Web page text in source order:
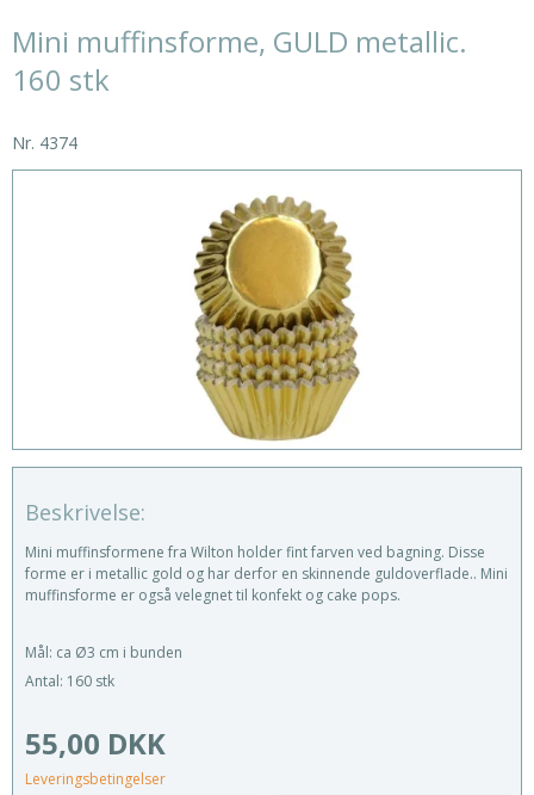
Mini muffinsforme, GULD metallic.
160 stk
Nr. 4374
Beskrivelse:
Mini muffinsformene fra Wilton holder fint farven ved bagning. Disse
forme er i metallic gold og har derfor en skinnende guldoverflade.. Mini
muffinsforme er også velegnet til konfekt og cake pops.
Mål: ca Ø3 cm i bunden
Antal: 160 stk
55,00 DKK
Leveringsbetingelser